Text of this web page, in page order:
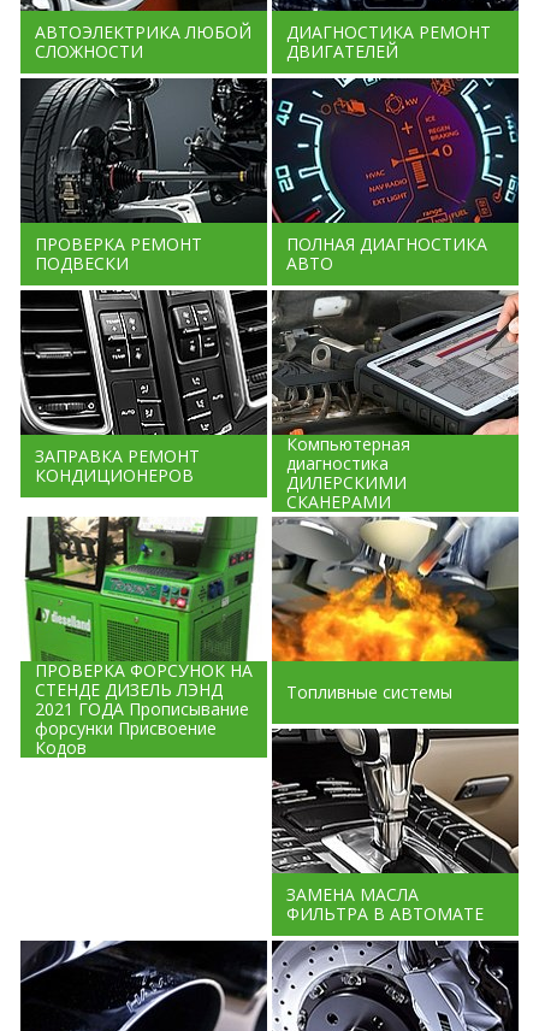
АВТОЭЛЕКТРИКА ЛЮБОЙ
СЛОЖНОСТИ
ДИАГНОСТИКА РЕМОНТ
ДВИГАТЕЛЕЙ
ПРОВЕРКА РЕМОНТ
ПОДВЕСКИ
ПОЛНАЯ ДИАГНОСТИКА
АВТО
ЗАПРАВКА РЕМОНТ
КОНДИЦИОНЕРОВ
Компьютерная
диагностика
ДИЛЕРСКИМИ
СКАНЕРАМИ
ПРОВЕРКА ФОРСУНОК НА
СТЕНДЕ ДИЗЕЛЬ ЛЭНД
2021 ГОДА Прописывание
форсунки Присвоение
Кодов
Топливные системы
ЗАМЕНА МАСЛА
ФИЛЬТРА В АВТОМАТЕ